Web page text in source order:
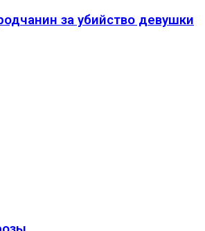
за убийство девушки